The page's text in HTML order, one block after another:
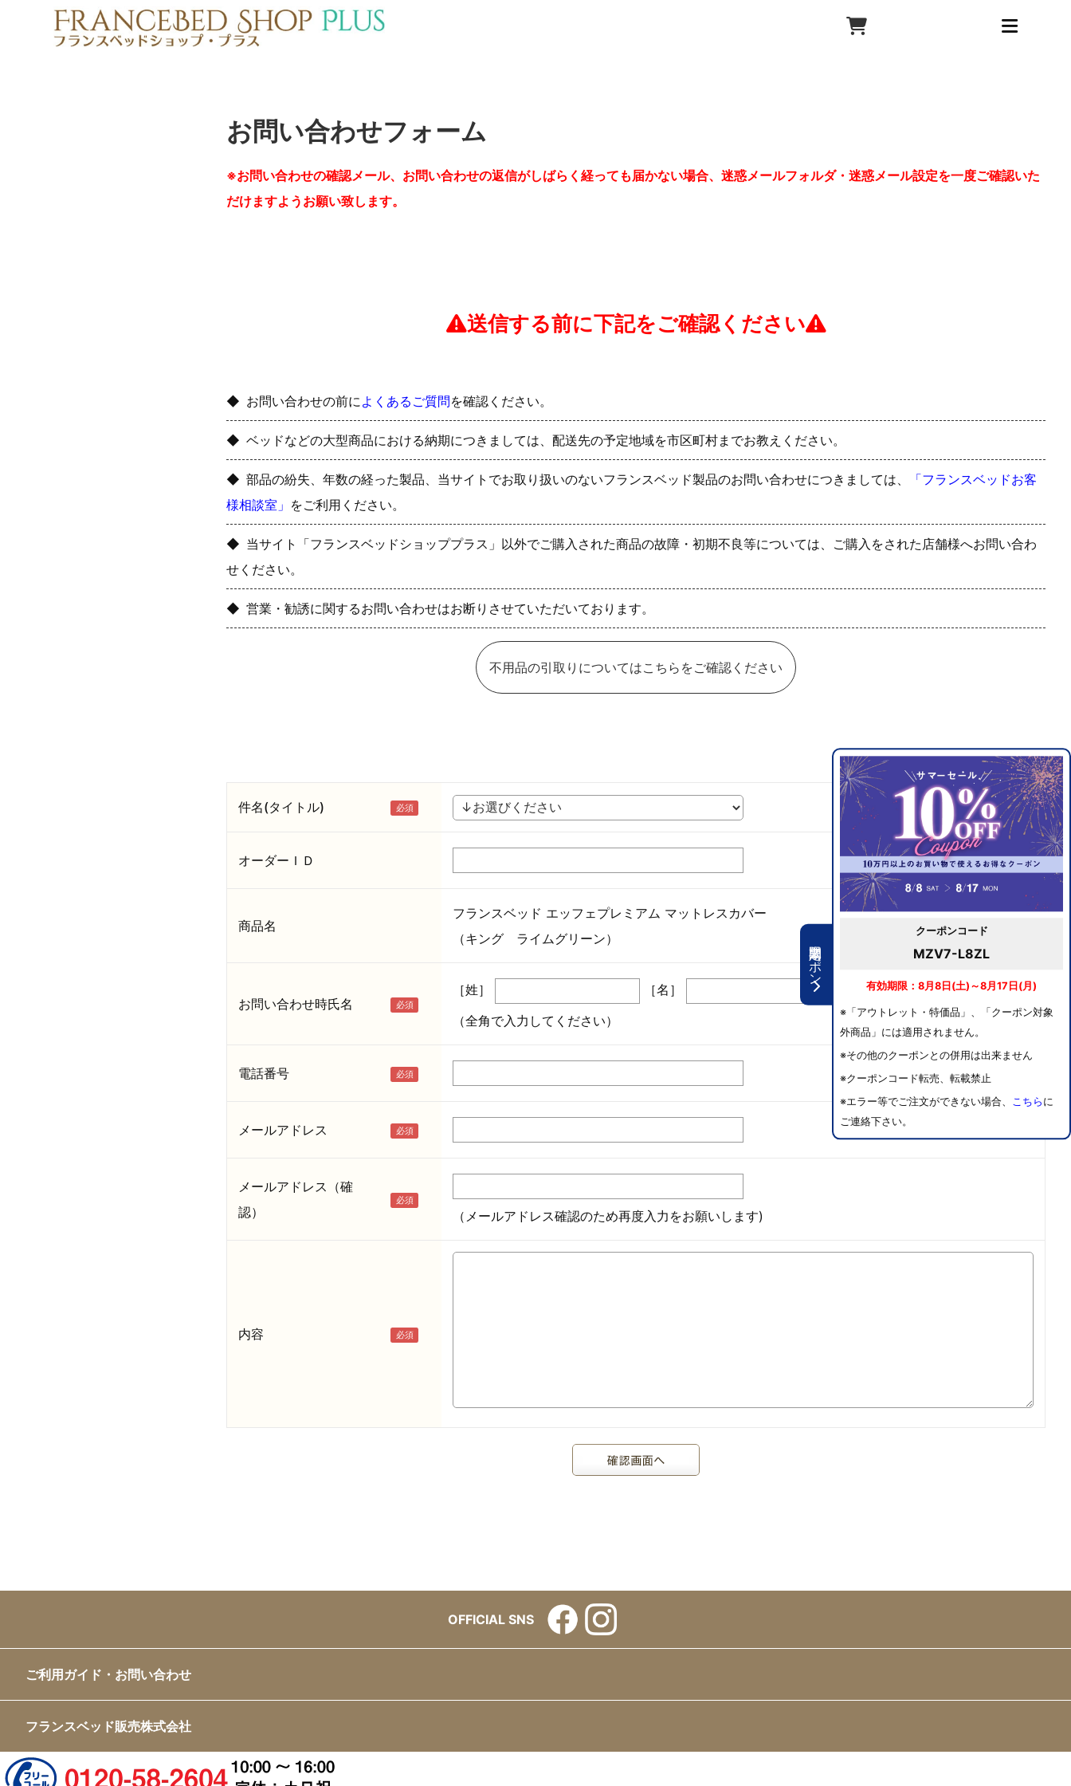
期間限定クーポン
クーポンコード
MZV7-L8ZL
有効期限：8月8日(土)～8月17日(月)
※「アウトレット・特価品」、「クーポン対象
外商品」には適用されません。
※その他のクーポンとの併用は出来ません
※クーポンコード転売、転載禁止
※エラー等でご注文ができない場合、 こちら に
ご連絡下さい。
お問い合わせフォーム
※お問い合わせの確認メール、お問い合わせの返信がしばらく経っても届かない場合、迷惑メールフォルダ・迷惑メール設定を一度ご確認いた
だけますようお願い致します。
送信する前に下記をご確認ください
お問い合わせの前に よくあるご質問を確認ください。
ベッドなどの大型商品における納期につきましては、配送先の予定地域を市区町村までお教えください。
部品の紛失、年数の経った製品、当サイトでお取り扱いのないフランスベッド製品のお問い合わせにつきましては、
「フランスベッドお客
様相談室」 をご利用ください。
当サイト「フランスベッドショッププラス」以外でご購入された商品の故障・初期不良等については、ご購入をされた店舗様へお問い合わ
せください。
営業・勧誘に関するお問い合わせはお断りさせていただいております。
不用品の引取りについてはこちらをご確認ください
件名(タイトル)
オーダーＩＤ
商品名
フランスベッド エッフェプレミアム マットレスカバー
（キング ライムグリーン）
お問い合わせ時氏名
［姓］
［名］
（全角で入力してください）
電話番号
メールアドレス
メールアドレス（確
認）
（メールアドレス確認のため再度入力をお願いします)
内容
OFFICIAL SNS
ご利用ガイド・お問い合わせ
フランスベッド販売株式会社